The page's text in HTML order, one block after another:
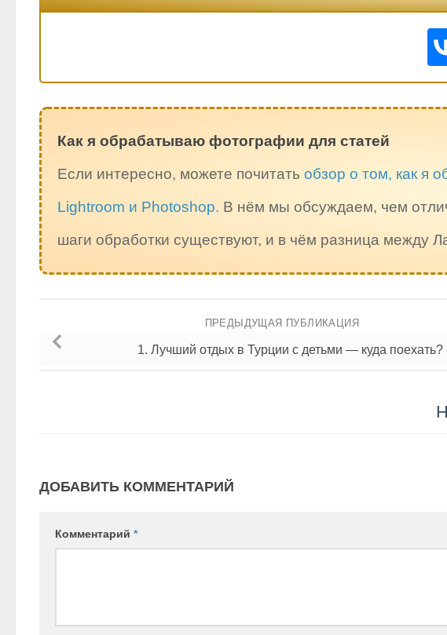
Как я обрабатываю фотографии для статей
Если интересно, можете почитать обзор о том, как я
Lightroom и Photoshop. В нём мы обсуждаем, чем
шаги обработки существуют, и в чём разница между
ПРЕДЫДУЩАЯ ПУБЛИКАЦИЯ
1. Лучший отдых в Турции с детьми — куда поехать?
ДОБАВИТЬ КОММЕНТАРИЙ
Комментарий *